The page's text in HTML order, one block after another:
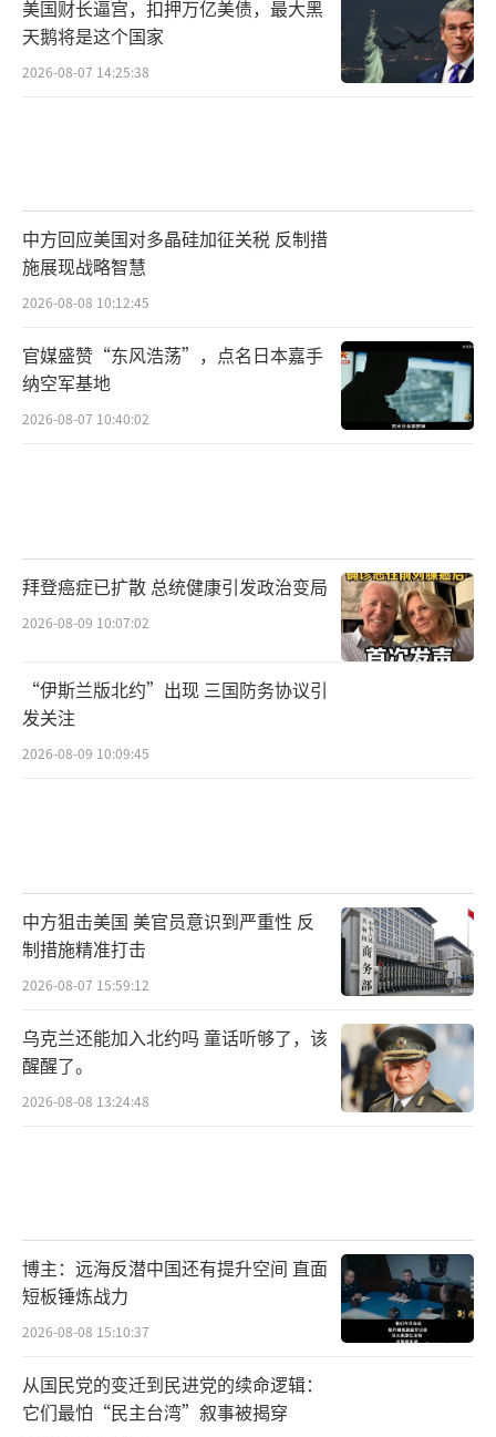
美国财长逼宫，扣押万亿美债，最大黑
天鹅将是这个国家
2026-08-07 14:25:38
中方回应美国对多晶硅加征关税 反制措
施展现战略智慧
2026-08-08 10:12:45
官媒盛赞“东风浩荡”，点名日本嘉手
纳空军基地
2026-08-07 10:40:02
拜登癌症已扩散 总统健康引发政治变局
2026-08-09 10:07:02
“伊斯兰版北约”出现 三国防务协议引
发关注
2026-08-09 10:09:45
中方狙击美国 美官员意识到严重性 反
制措施精准打击
2026-08-07 15:59:12
乌克兰还能加入北约吗 童话听够了，该
醒醒了。
2026-08-08 13:24:48
博主：远海反潜中国还有提升空间 直面
短板锤炼战力
2026-08-08 15:10:37
从国民党的变迁到民进党的续命逻辑：
它们最怕“民主台湾”叙事被揭穿